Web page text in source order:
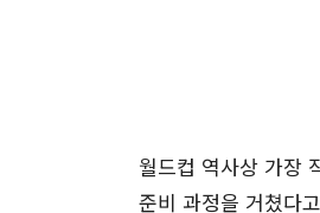
월드컵 역사상 가장
준비 과정을 거쳤다